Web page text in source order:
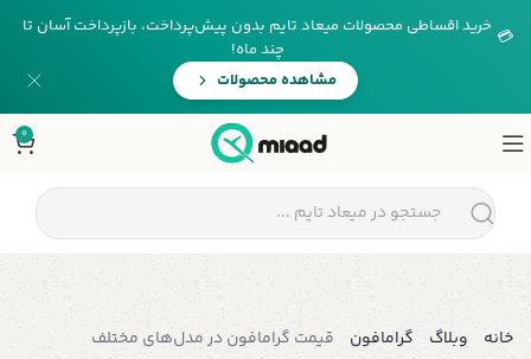
💳 خرید اقساطی محصولات میعاد تایم بدون پیش‌پرداخت، بازپرداخت آسان تا
چند ماه!
مشاهده محصولات
0
خانه وبلاگ گرامافون قیمت گرامافون در مدل‌های مختلف